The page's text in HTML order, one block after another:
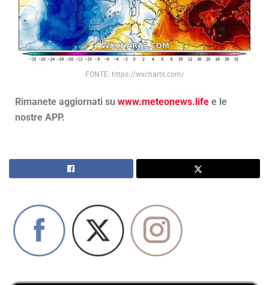
FONTE: https://wxcharts.com/
Rimanete aggiornati su www.meteonews.life e le
nostre APP.